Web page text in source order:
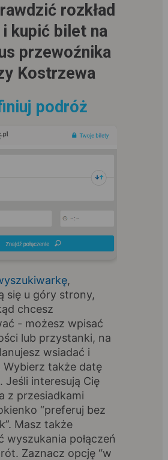
rozkład
kupić bilet na
przewoźnika
Kostrzewa
podróż
,
się u góry strony,
chcesz
- możesz wpisać
lub przystanki, na
wsiadać i
Wybierz także datę
Jeśli interesują Cię
z przesiadkami
“preferuj bez
Masz także
wyszukania połączeń
Zaznacz opcję “w